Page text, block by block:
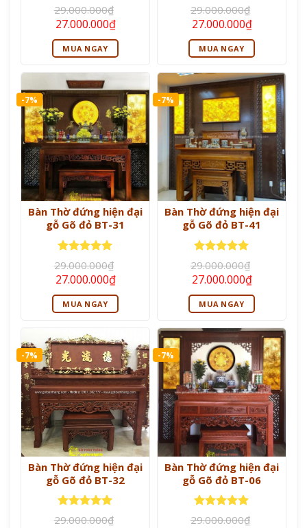
Được xếp
hạng55
sao
29.000.000₫
Giá
gốc
là:
29.000.000₫.
27.000.000₫Giá
hiện
tại
là:
MUA NGAY
Được xếp
hạng55
sao
29.000.000₫
Giá
gốc
là:
29.000.000₫.
27.000.000₫Giá
hiện
tại
là:
MUA NGAY
-7%
Bàn Thờ đứng hiện đại
gỗ Gõ đỏ BT-31
Được xếp
hạng55
sao
29.000.000₫
Giá
gốc
là:
29.000.000₫.
27.000.000₫Giá
hiện
tại
là:
27.000.000₫.
MUA NGAY
-7%
Bàn Thờ đứng hiện đại
gỗ Gõ đỏ BT-41
Được xếp
hạng55
sao
29.000.000₫
Giá
gốc
là:
29.000.000₫.
27.000.000₫Giá
hiện
tại
là:
MUA NGAY
-7%
Bàn Thờ đứng hiện đại
gỗ Gõ đỏ BT-32
Được xếp
29.000.000₫
-7%
Bàn Thờ đứng hiện đại
gỗ Gõ đỏ BT-06
Được xếp
29.000.000₫